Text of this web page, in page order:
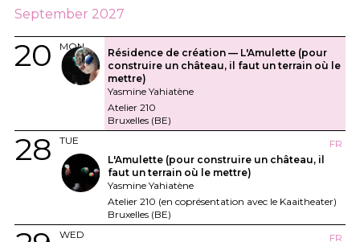
September 2027
MON
20
Résidence de création — L'Amulette (pour
construire un château, il faut un terrain où le
mettre)
Yasmine Yahiatène
Atelier 210
Bruxelles (BE)
TUE
28
FR
L'Amulette (pour construire un château, il
faut un terrain où le mettre)
Yasmine Yahiatène
Atelier 210 (en coprésentation avec le Kaaitheater)
Bruxelles (BE)
WED
FR